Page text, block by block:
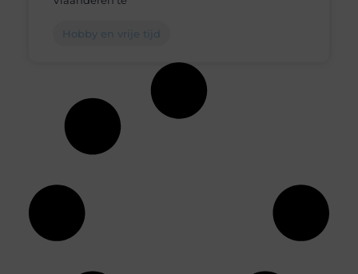
Hobby en vrije tijd